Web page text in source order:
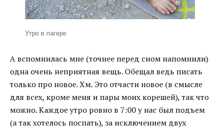
Утро в лагере
А вспомнилась мне (точнее перед сном напомнили)
одна очень неприятная вещь. Обещал ведь писать
только про новое. Хм. Это отчасти новое (в смысле
для всех, кроме меня и пары моих корешей), так что
можно. Каждое утро ровно в 7:00 у нас был подъем
(а так хотелось поспать), за исключением двух